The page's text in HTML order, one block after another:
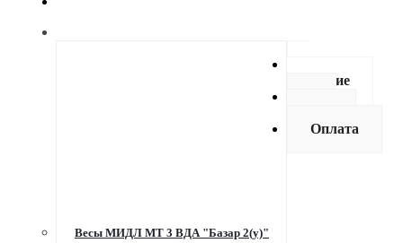
Весы МИДЛ МТ 3 ВДА "Базар 2(у)"
Описание
Оплата